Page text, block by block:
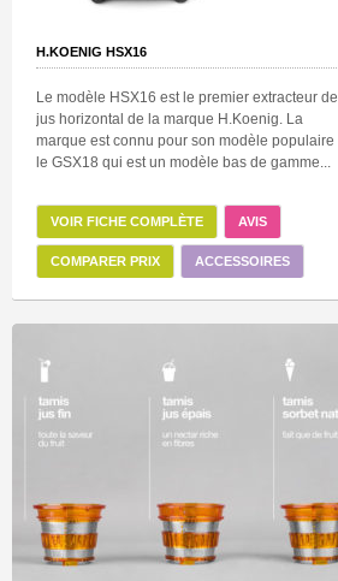
H.KOENIG HSX16
Le modèle HSX16 est le premier extracteur de
jus horizontal de la marque H.Koenig. La
marque est connu pour son modèle populaire
le GSX18 qui est un modèle bas de gamme...
VOIR FICHE COMPLÈTE AVIS
COMPARER PRIX ACCESSOIRES